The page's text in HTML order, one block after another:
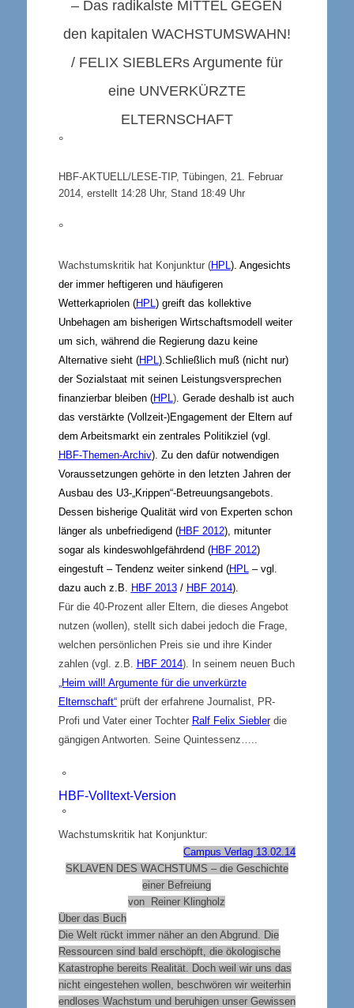
– Das radikalste MITTEL GEGEN
den kapitalen WACHSTUMSWAHN!
/ FELIX SIEBLERs Argumente für
eine UNVERKÜRZTE
ELTERNSCHAFT
°
HBF-AKTUELL/LESE-TIP, Tübingen, 21. Februar
2014, erstellt 14:28 Uhr, Stand 18:49 Uhr
°
Wachstumskritik hat Konjunktur (HPL ). Angesichts
der immer heftigeren und häufigeren
Wetterkapriolen (HPL ) greift das kollektive
Unbehagen am bisherigen Wirtschaftsmodell weiter
um sich, während die Regierung dazu keine
Alternative sieht (HPL ). Schließlich muß (nicht nur)
der Sozialstaat mit seinen Leistungsversprechen
finanzierbar bleiben(HPL ). Gerade deshalb ist auch
das verstärkte (Vollzeit-)Engagement der Eltern auf
dem Arbeitsmarkt ein zentrales Politikziel (vgl.
HBF-Themen-Archiv). Zu den dafür notwendigen
Voraussetzungen gehörte in den letzten Jahren der
Ausbau des U3-„Krippen“-Betreuungsangebots.
Dessen bisherige Qualität wird von Experten schon
länger als unbefriedigend (HBF 2012), mitunter
sogar als kindeswohlgefährdend (HBF 2012)
eingestuft – Tendenz weiter sinkend (HPL – vgl.
dazu auch z.B. HBF 2013/ HBF 2014).
Für die 40-Prozent aller Eltern, die dieses Angebot
nutzen (wollen), stellt sich dabei jedoch die Frage,
welchen persönlichen Preis sie und ihre Kinder
zahlen (vgl. z.B. HBF 2014). In seinem neuen Buch
„Heim will! Argumente für die unverkürzte
Elternschaft“prüft der erfahrene Journalist, PR-
Profi und Vater einer Tochter Ralf Felix Sieblerdie
gängigen Antworten. Seine Quintessenz…..
°
HBF-Volltext-Version
°
Wachstumskritik hat Konjunktur:
Campus Verlag 13.02.14
SKLAVEN DES WACHSTUMS – die Geschichte
einer Befreiung
von Reiner Klingholz
Über das Buch
Die Welt rückt immer näher an den Abgrund. Die
Ressourcen sind bald erschöpft, die ökologische
Katastrophe bereits Realität. Doch weil wir uns das
nicht eingestehen wollen, beschwören wir weiterhin
endloses Wachstum und beruhigen unser Gewissen